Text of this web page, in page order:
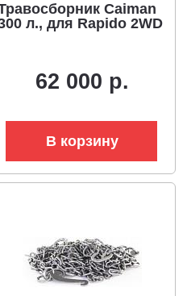
Caiman
л., для Rapido 2WD
62 000 р.
В корзину